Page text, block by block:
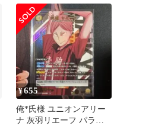
¥655
俺*氏様 ユニオンアリー
ナ 灰羽リエーフ パラレ